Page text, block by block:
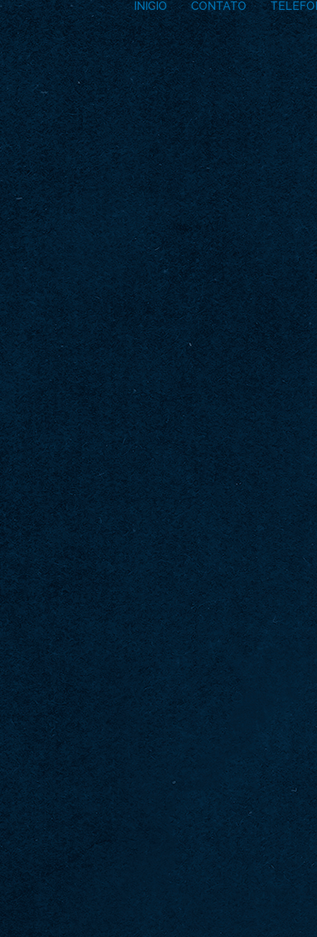
INICIO CONTATO